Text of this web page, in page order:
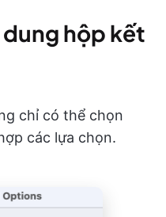
hộp kết
chỉ có thể chọn
các lựa chọn.